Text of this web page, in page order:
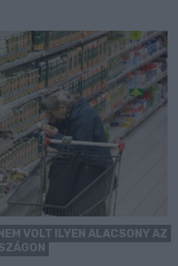
VOLT ILYEN ALACSONY AZ